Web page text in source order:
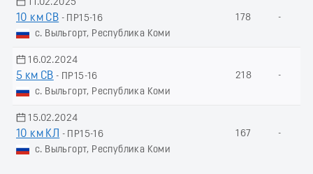
11.02.2025
10 км СВ - ПР15-16
с. Выльгорт, Республика Коми
178 -
16.02.2024
5 км СВ - ПР15-16
с. Выльгорт, Республика Коми
218 -
15.02.2024
10 км КЛ
- ПР15-16
с. Выльгорт, Республика Коми
167 -